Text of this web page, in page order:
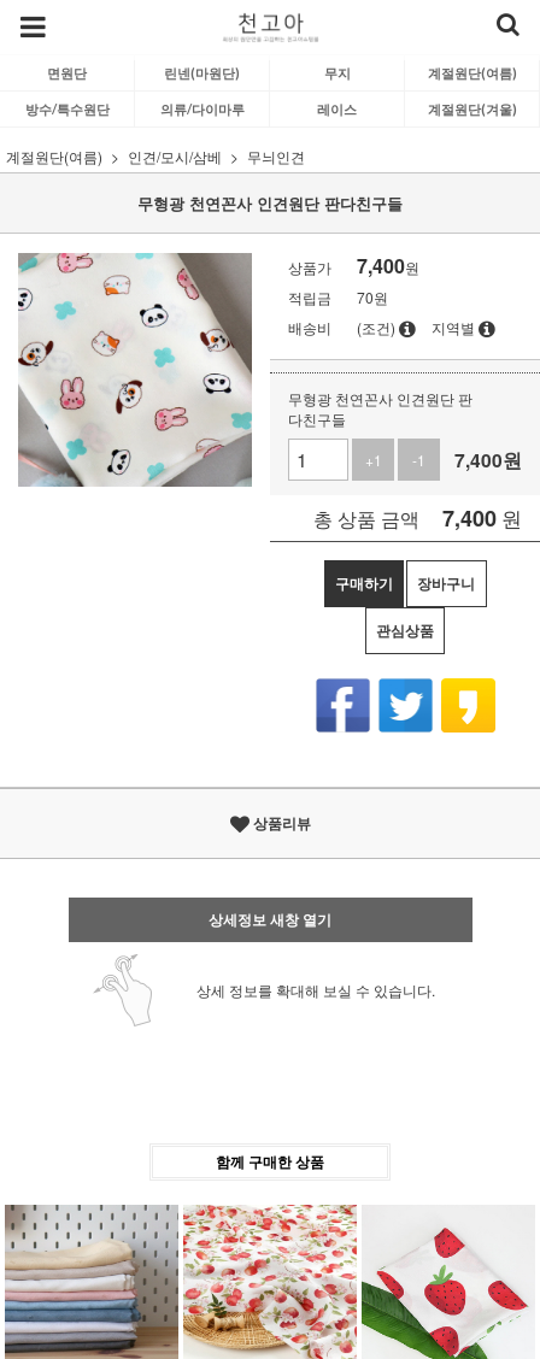
면원단 린넨(마원단) 무지 계절원단(여름)
방수/특수원단 의류/다이마루 레이스 계절원단(겨울)
계절원단(여름) 인견/모시/삼베 무늬인견
무형광 천연꼰사 인견원단 판다친구들
상품가 7,400원
적립금
70원
배송비
(조건) 지역별
무형광 천연꼰사 인견원단 판
다친구들
+1
-1 7,400원
총 상품 금액 7,400 원
구매하기 장바구니
관심상품
상품리뷰
상세정보 새창 열기
상세 정보를 확대해 보실 수 있습니다.
함께 구매한 상품